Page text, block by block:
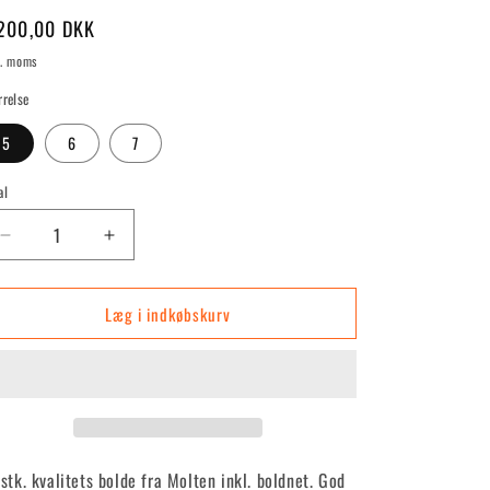
DKK
moms
5 6 7
Reducer
antallet
for
10
Øg
antallet
for
BG3800
10
Læg i indkøbskurv
kvalitets bolde fra Molten inkl. boldnet. God